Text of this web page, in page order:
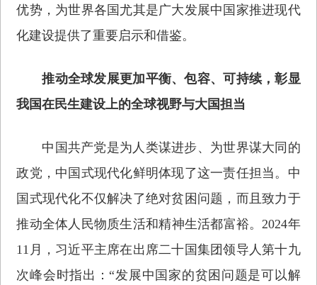
优势，为世界各国尤其是广大发展中国家推进现代
化建设提供了重要启示和借鉴。
推动全球发展更加平衡、包容、可持续，彰显
我国在民生建设上的全球视野与大国担当
中国共产党是为人类谋进步、为世界谋大同的
政党，中国式现代化鲜明体现了这一责任担当。中
国式现代化不仅解决了绝对贫困问题，而且致力于
推动全体人民物质生活和精神生活都富裕。2024年
11月，习近平主席在出席二十国集团领导人第十九
次峰会时指出：“发展中国家的贫困问题是可以解